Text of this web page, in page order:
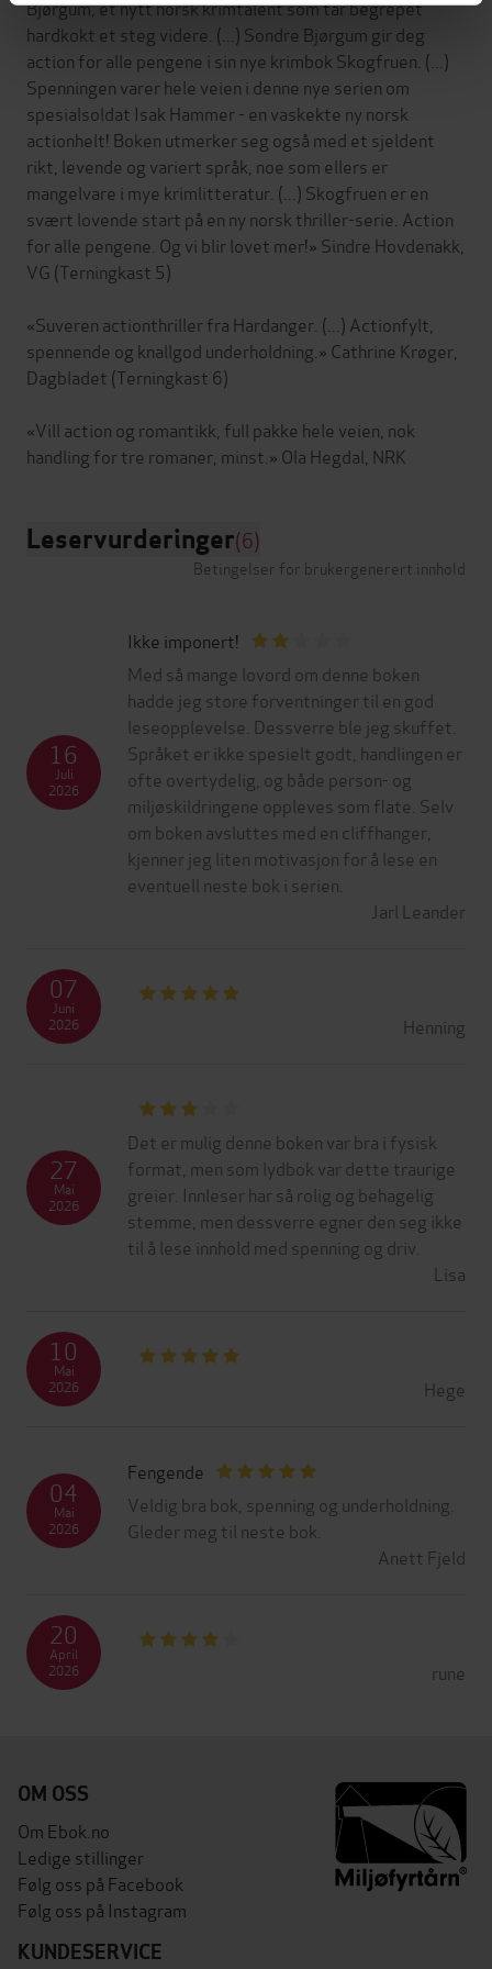
Bjørgum, et nytt norsk krimtalent som tar begrepet
hardkokt et steg videre. (...) Sondre Bjørgum gir deg
action for alle pengene i sin nye krimbok Skogfruen. (...)
Spenningen varer hele veien i denne nye serien om
spesialsoldat Isak Hammer - en vaskekte ny norsk
actionhelt! Boken utmerker seg også med et sjeldent
rikt, levende og variert språk, noe som ellers er
mangelvare i mye krimlitteratur. (...) Skogfruen er en
svært lovende start på en ny norsk thriller-serie. Action
for alle pengene. Og vi blir lovet mer!» Sindre Hovdenakk,
VG (Terningkast 5)
«Suveren actionthriller fra Hardanger. (...) Actionfylt,
spennende og knallgod underholdning.» Cathrine Krøger,
Dagbladet (Terningkast 6)
«Vill action og romantikk, full pakke hele veien, nok
Leservurderinger(6)
Betingelser for brukergenerert innhold
Ikke imponert!
Med så mange lovord om denne boken
hadde jeg store forventninger til en god
leseopplevelse. Dessverre ble jeg skuffet.
Språket er ikke spesielt godt, handlingen er
ofte overtydelig, og både person- og
miljøskildringene oppleves som flate. Selv
om boken avsluttes med en cliffhanger,
kjenner jeg liten motivasjon for å lese en
eventuell neste bok i serien.
Jarl Leander
16
Juli
2026
Henning
07
Juni
2026
Det er mulig denne boken var bra i fysisk
format, men som lydbok var dette traurige
greier. Innleser har så rolig og behagelig
stemme, men dessverre egner den seg ikke
til å lese innhold med spenning og driv.
Lisa
27
Mai
2026
Hege
10
Mai
2026
Fengende
Veldig bra bok, spenning og underholdning.
Gleder meg til neste bok.
Anett Fjeld
04
Mai
2026
rune
20
April
2026
OM OSS
Om Ebok.no
Ledige stillinger
Følg oss på Facebook
Følg oss på Instagram
KUNDESERVICE